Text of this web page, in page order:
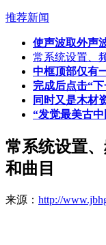
推荐新闻
使声波取外声
常系统设置、
中框顶部仅有
完成后点击“
同时又是木材
“发觉最美古中
常系统设置
和曲目
来源： http://